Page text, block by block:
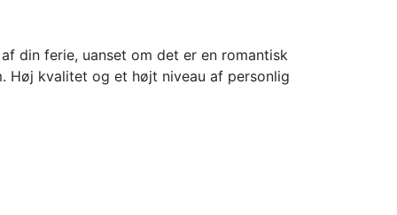
din ferie, uanset om det er en romantisk
Høj kvalitet og et højt niveau af personlig